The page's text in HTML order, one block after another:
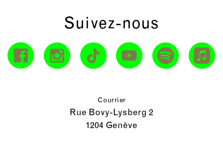
Suivez-nous
Courrier
Rue Bovy-Lysberg 2
1204 Genève